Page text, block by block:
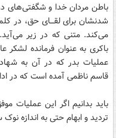
باطن مردان خدا و شگفتی‌های
شدنشان برای لقـــای حق، در
می‌کند. متنی که در زیر
باکری به عنوان فرمانده لشکر
عملیات بدر که در آن به
قاسم ناظمی آمده است که در
باید بدانیم اگر این
تردید و ابهام حتی به اندازه